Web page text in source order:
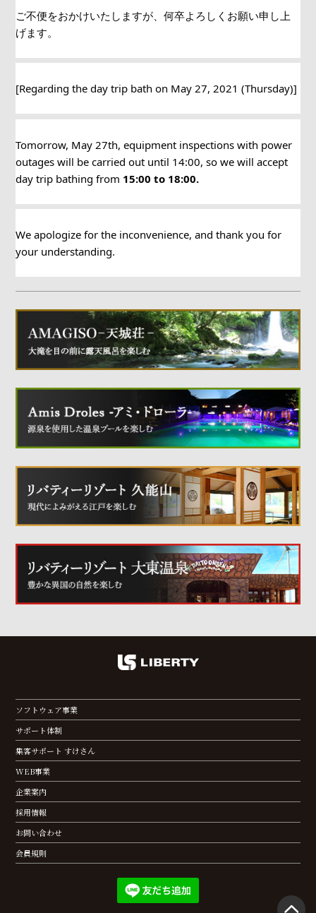
ご不便をおかけいたしますが、何卒よろしくお願い申し上
げます。
[Regarding the day trip bath on May 27, 2021 (Thursday)]
Tomorrow, May 27th, equipment inspections with power
outages will be carried out until 14:00, so we will accept
day trip bathing from 15:00 to 18:00.
We apologize for the inconvenience, and thank you for
your understanding.
ソフトウェア事業
サポート体制
集客サポート すけさん
WEB事業
企業案内
採用情報
お問い合わせ
会員規則